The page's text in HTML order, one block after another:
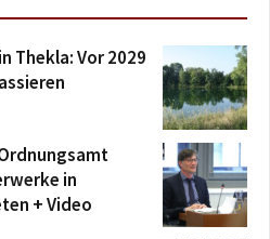
Thekla: Vor 2029
in
+ Video